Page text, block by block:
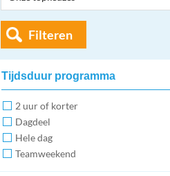
Filteren
Tijdsduur programma
2 uur of korter
Dagdeel
Hele dag
Teamweekend